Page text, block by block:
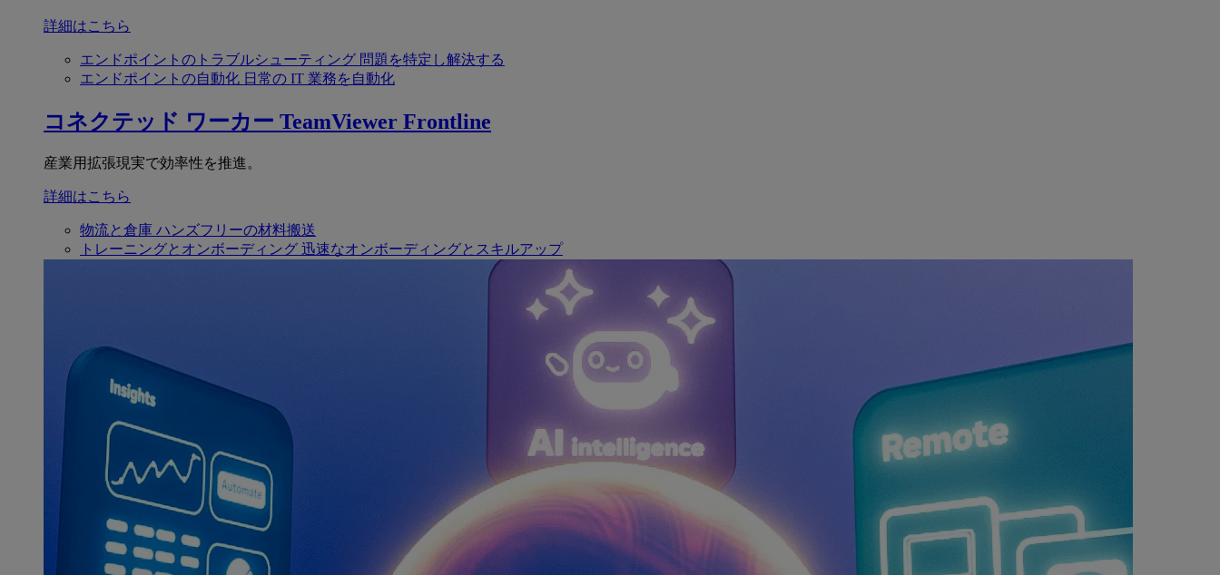
詳細はこちら
エンドポイントのトラブルシューティング 問題を特定し解決する
エンドポイントの自動化 日常の IT 業務を自動化
コネクテッド ワーカー TeamViewer Frontline
産業用拡張現実で効率性を推進。
詳細はこちら
物流と倉庫 ハンズフリーの材料搬送
トレーニングとオンボーディング 迅速なオンボーディングとスキルアップ